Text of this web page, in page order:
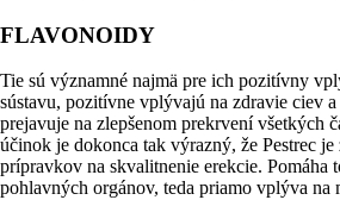
FLAVONOIDY
Tie sú významné najmä pre ich pozitívny
sústavu, pozitívne vplývajú na zdravie ciev
prejavuje na zlepšenom prekrvení všetkých
účinok je dokonca tak výrazný, že Pestrec
prípravkov na skvalitnenie erekcie. Pomáha
pohlavných orgánov, teda priamo vplýva na